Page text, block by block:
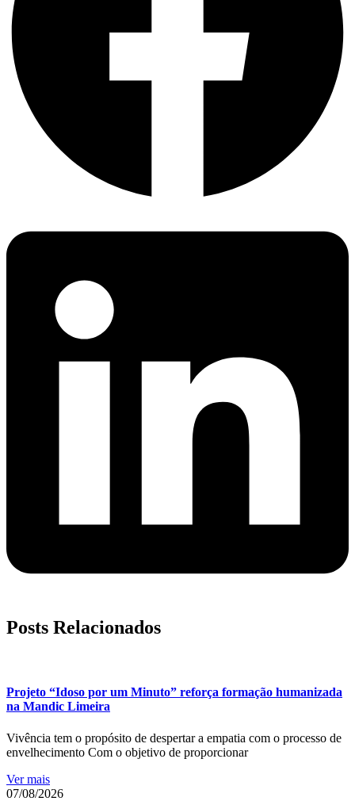
Posts Relacionados
Projeto “Idoso por um Minuto” reforça formação humanizada
na Mandic Limeira
Vivência tem o propósito de despertar a empatia com o processo de
envelhecimento Com o objetivo de proporcionar
Ver mais
07/08/2026